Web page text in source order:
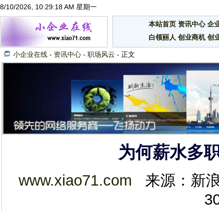
8/10/2026, 10:29:19 AM 星期一
本站首页 资讯中心 企
白领丽人 创业商机 创
小企业在线 - 资讯中心 - 职场风云 - 正文
为何薪水多
www.xiao71.com 来源：新